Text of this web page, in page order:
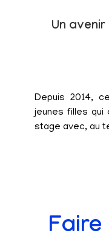
Un
Depuis 2014,
jeunes filles qui
stage avec, au